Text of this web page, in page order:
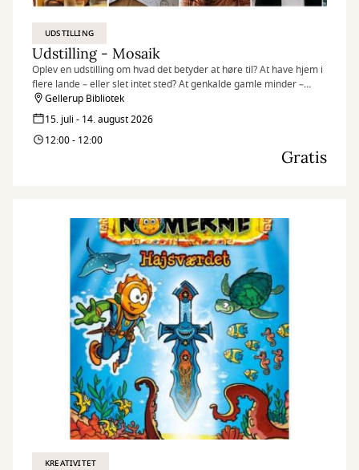
UDSTILLING
Udstilling - Mosaik
Oplev en udstilling om hvad det betyder at høre til? At have hjem i
flere lande – eller slet intet sted? At genkalde gamle minder –
egne som overleverede? At være en del af fællesskabet – og
alligevel stå ud fra mængden?
Gellerup Bibliotek
15. juli - 14. august 2026
12:00 - 12:00
Gratis
KREATIVITET